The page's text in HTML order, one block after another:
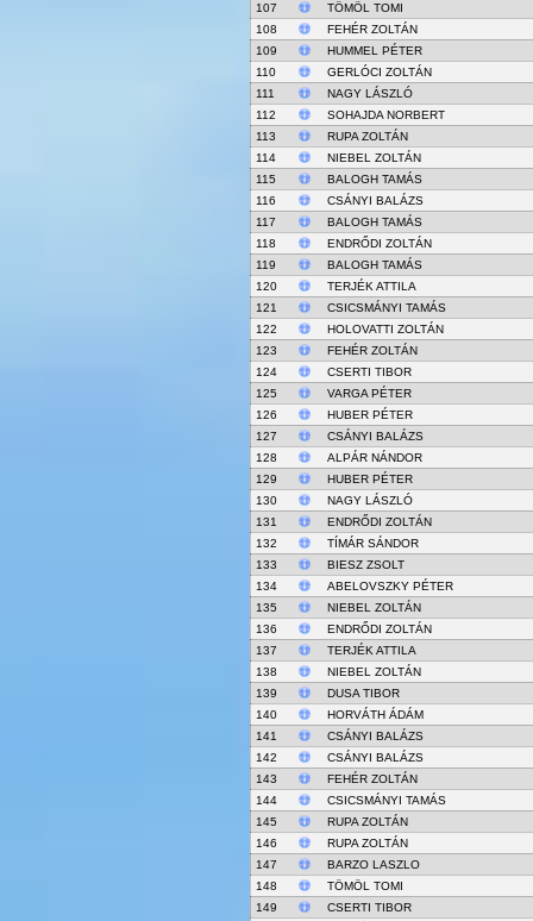
107
TÖMÖL TOMI
108
FEHÉR ZOLTÁN
109
HUMMEL PÉTER
110
GERLÓCI ZOLTÁN
111
NAGY LÁSZLÓ
112
SOHAJDA NORBERT
113
RUPA ZOLTÁN
114
NIEBEL ZOLTÁN
115
BALOGH TAMÁS
116
CSÁNYI BALÁZS
117
BALOGH TAMÁS
118
ENDRŐDI ZOLTÁN
119
BALOGH TAMÁS
120
TERJÉK ATTILA
121
CSICSMÁNYI TAMÁS
122
HOLOVATTI ZOLTÁN
123
FEHÉR ZOLTÁN
124
CSERTI TIBOR
125
VARGA PÉTER
126
HUBER PÉTER
127
CSÁNYI BALÁZS
128
ALPÁR NÁNDOR
129
HUBER PÉTER
130
NAGY LÁSZLÓ
131
ENDRŐDI ZOLTÁN
132
TÍMÁR SÁNDOR
133
BIESZ ZSOLT
134
ABELOVSZKY PÉTER
135
NIEBEL ZOLTÁN
136
ENDRŐDI ZOLTÁN
137
TERJÉK ATTILA
138
NIEBEL ZOLTÁN
139
DUSA TIBOR
140
HORVÁTH ÁDÁM
141
CSÁNYI BALÁZS
142
CSÁNYI BALÁZS
143
FEHÉR ZOLTÁN
144
CSICSMÁNYI TAMÁS
145
RUPA ZOLTÁN
146
RUPA ZOLTÁN
147
BARZO LASZLO
148
TÖMÖL TOMI
149
CSERTI TIBOR